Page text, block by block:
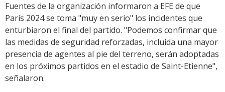
Fuentes de la organización informaron a EFE de que
París 2024 se toma "muy en serio" los incidentes que
enturbiaron el final del partido. "Podemos confirmar que
las medidas de seguridad reforzadas, incluida una mayor
presencia de agentes al pie del terreno, serán adoptadas
en los próximos partidos en el estadio de Saint-Etienne",
señalaron.